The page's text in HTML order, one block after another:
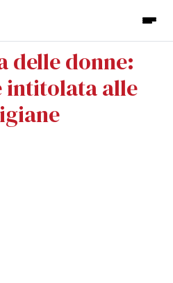
delle donne:
intitolata alle